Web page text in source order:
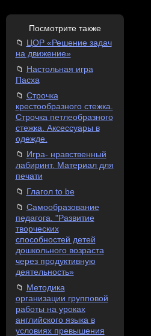
Посмотрите также
ЦОР «Решение задач
на движение»
Настольная игра
Пасха
Строчка
крестообразного стежка.
Строчка петлеобразного
стежка. Аксессуары в
одежде.
Игра- нравственный
лабиринт. Материал для
печати
Глагол to be
Самообразование
педагога. "Развитие
творческих
способностей детей
дошкольного возраста
через продуктивную
деятельность»
Методика
организации групповой
работы на уроках
английского языка в
условиях превышения